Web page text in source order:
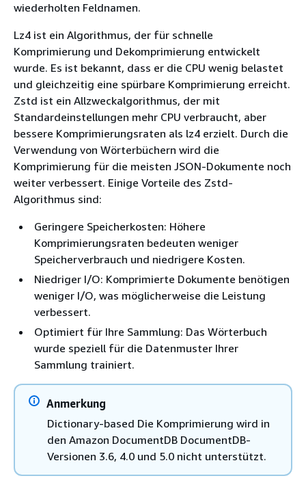
wiederholten Feldnamen.
Lz4 ist ein Algorithmus, der für schnelle
Komprimierung und Dekomprimierung entwickelt
wurde. Es ist bekannt, dass er die CPU wenig belastet
und gleichzeitig eine spürbare Komprimierung erreicht.
Zstd ist ein Allzweckalgorithmus, der mit
Standardeinstellungen mehr CPU verbraucht, aber
bessere Komprimierungsraten als lz4 erzielt. Durch die
Verwendung von Wörterbüchern wird die
Komprimierung für die meisten JSON-Dokumente noch
weiter verbessert. Einige Vorteile des Zstd-
Algorithmus sind:
Geringere Speicherkosten: Höhere
Komprimierungsraten bedeuten weniger
Speicherverbrauch und niedrigere Kosten.
Niedriger I/O: Komprimierte Dokumente benötigen
weniger I/O, was möglicherweise die Leistung
verbessert.
Optimiert für Ihre Sammlung: Das Wörterbuch
wurde speziell für die Datenmuster Ihrer
Sammlung trainiert.
Anmerkung
Dictionary-based Die Komprimierung wird in
den Amazon DocumentDB DocumentDB-
Versionen 3.6, 4.0 und 5.0 nicht unterstützt.